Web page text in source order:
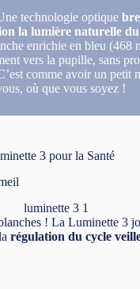
technologie optique
la lumière naturelle
enrichie en bleu (468
vers la pupille, sans
comme avoir un petit
où que vous soyez !
3 pour la Santé
! La Luminette 3
régulation du cycle